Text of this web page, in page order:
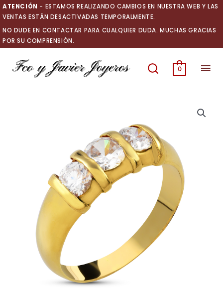
Ir
al
contenido
ATENCIÓN - ESTAMOS REALIZANDO CAMBIOS EN NUESTRA WEB Y LAS
VENTAS ESTÁN DESACTIVADAS TEMPORALMENTE.
NO DUDE EN CONTACTAR PARA CUALQUIER DUDA. MUCHAS GRACIAS
POR SU COMPRENSIÓN.
0